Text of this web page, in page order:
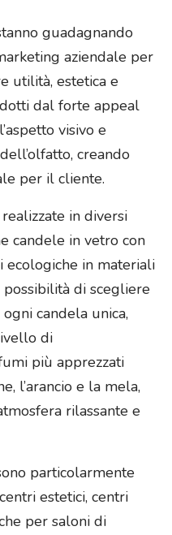
guadagnando
aziendale per
utilità, estetica e
dal forte appeal
visivo e
creando
per il cliente.
in diversi
candele in vetro con
in materiali
di scegliere
candela unica,
di
più apprezzati
l’arancio e la mela,
rilassante e
particolarmente
estetici, centri
per saloni di